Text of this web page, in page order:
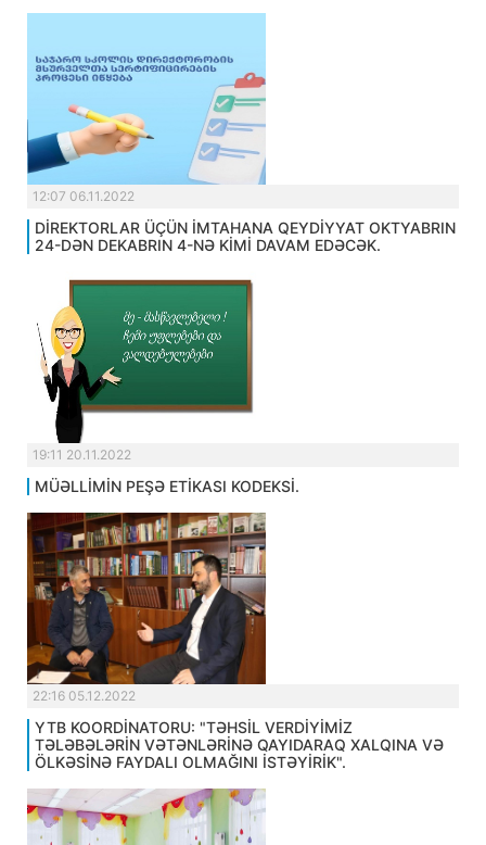
12:07 06.11.2022
DİREKTORLAR ÜÇÜN İMTAHANA QEYDİYYAT OKTYABRIN
24-DƏN DEKABRIN 4-NƏ KİMİ DAVAM EDƏCƏK.
19:11 20.11.2022
MÜƏLLİMİN PEŞƏ ETİKASI KODEKSİ.
22:16 05.12.2022
YTB KOORDİNATORU: "TƏHSİL VERDİYİMİZ
TƏLƏBƏLƏRİN VƏTƏNLƏRİNƏ QAYIDARAQ XALQINA VƏ
ÖLKƏSİNƏ FAYDALI OLMAĞINI İSTƏYİRİK".